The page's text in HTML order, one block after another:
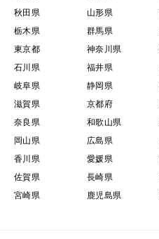
秋田県
山形県
栃木県
群馬県
東京都
神奈川県
石川県
福井県
岐阜県
静岡県
滋賀県
京都府
奈良県
和歌山県
岡山県
広島県
香川県
愛媛県
佐賀県
長崎県
宮崎県
鹿児島県